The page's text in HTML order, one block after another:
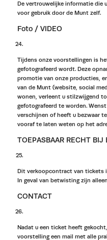
De vertrouwelijke informatie die
voor gebruik door de Munt zelf.
Foto / VIDEO
Tijdens onze voorstellingen is
gefotografeerd wordt. Deze
promotie van onze producties,
van de Munt (website, social
wonen, verleent u stilzwijgend
gefotografeerd te worden.
verschijnen of heeft u bezwaar
vooraf te laten weten op het
TOEPASBAAR RECHT BIJ
Dit verkoopcontract van tickets
In geval van betwisting zijn
CONTACT
Nadat u een ticket heeft
voorstelling een mail met alle